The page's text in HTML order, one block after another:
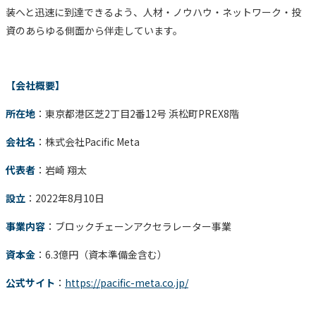
装へと迅速に到達できるよう、人材・ノウハウ・ネットワーク・投
資のあらゆる側面から伴走しています。
【会社概要】
所在地 ：東京都港区芝2丁目2番12号 浜松町PREX8階
会社名 ：株式会社Pacific Meta
代表者 ：岩崎 翔太
設立 ：2022年8月10日
事業内容 ：ブロックチェーンアクセラレーター事業
資本金 ：6.3億円（資本準備金含む）
公式サイト ： https://pacific-meta.co.jp/